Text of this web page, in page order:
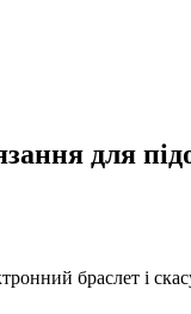
для
браслет і